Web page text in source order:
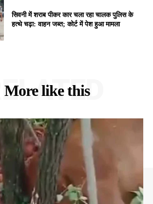
सिवनी में शराब पीकर कार चला रहा चालक पुलिस के
हत्थे चढ़ा: वाहन जब्त; कोर्ट में पेश हुआ मामला
More like this
RELATED